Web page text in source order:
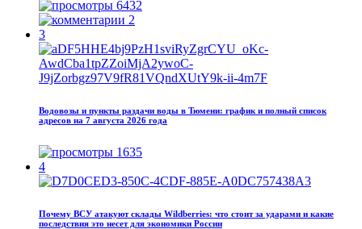
6432
2
3
Водовозы и пункты раздачи воды в Тюмени: график и полный список
адресов на 7 августа 2026 года
1635
4
Почему ВСУ атакуют склады Wildberries: что стоит за ударами и какие
последствия это несет для экономики России